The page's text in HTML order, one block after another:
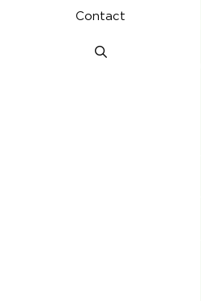
Contact